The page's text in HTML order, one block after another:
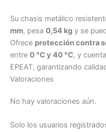
Su chasis metálico
mm, pesa 0,54 kg y se
Ofrece protección contra
entre 0 °C y 40 °C, y
EPEAT, garantizando
Valoraciones
No hay valoraciones aún.
Solo los usuarios